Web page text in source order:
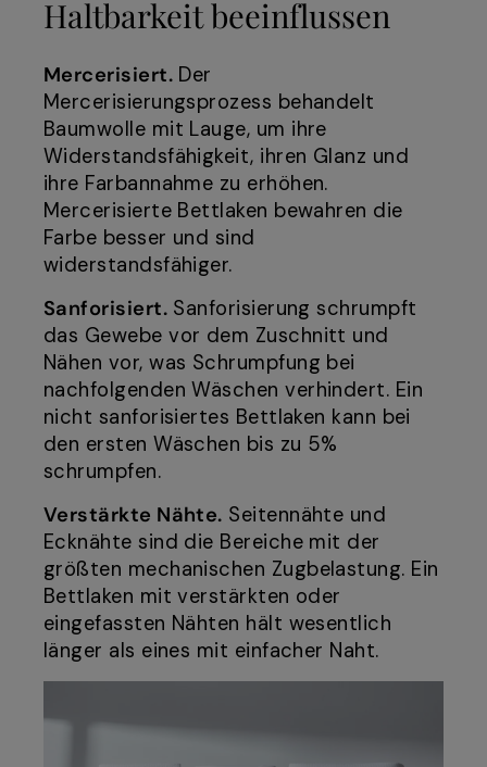
Haltbarkeit beeinflussen
Mercerisiert.Der
Mercerisierungsprozess behandelt
Baumwolle mit Lauge, um ihre
Widerstandsfähigkeit, ihren Glanz und
ihre Farbannahme zu erhöhen.
Mercerisierte Bettlaken bewahren die
Farbe besser und sind
widerstandsfähiger.
Sanforisiert.Sanforisierung schrumpft
das Gewebe vor dem Zuschnitt und
Nähen vor, was Schrumpfung bei
nachfolgenden Wäschen verhindert. Ein
nicht sanforisiertes Bettlaken kann bei
den ersten Wäschen bis zu 5%
schrumpfen.
Verstärkte Nähte. Seitennähte und
Ecknähte sind die Bereiche mit der
größten mechanischen Zugbelastung. Ein
Bettlaken mit verstärkten oder
eingefassten Nähten hält wesentlich
länger als eines mit einfacher Naht.